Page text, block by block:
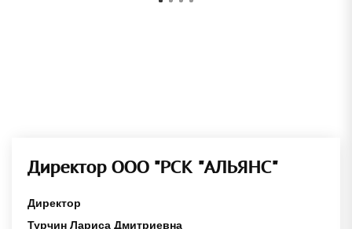
Директор ООО "РСК "АЛЬЯНС"
Директор
Турчин Лариса Дмитриевна